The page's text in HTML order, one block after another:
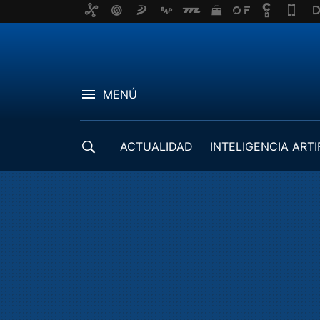
MENÚ
ACTUALIDAD
INTELIGENCIA